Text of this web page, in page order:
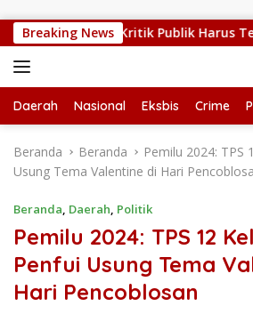
Breaking News
Sedang Sulit, Kritik Publik Harus
Daerah Nasional Eksbis Crime
Beranda Beranda
Pemilu 2024: TPS
Usung Tema Valentine di Hari
Beranda, Daerah, Politik
Pemilu 2024: TPS 12
Penfui Usung Tema
Hari Pencoblosan